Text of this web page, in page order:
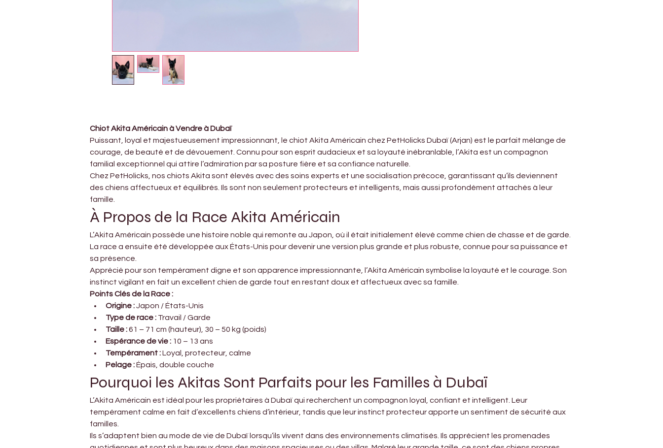
Chiot Akita Américain à Vendre à Dubaï
Puissant, loyal et majestueusement impressionnant, le chiot Akita Américain chez PetHolicks Dubaï (Arjan) est le parfait mélange de
courage, de beauté et de dévouement. Connu pour son esprit audacieux et sa loyauté inébranlable, l’Akita est un compagnon
familial exceptionnel qui attire l’admiration par sa posture fière et sa confiance naturelle.
Chez PetHolicks, nos chiots Akita sont élevés avec des soins experts et une socialisation précoce, garantissant qu’ils deviennent
des chiens affectueux et équilibrés. Ils sont non seulement protecteurs et intelligents, mais aussi profondément attachés à leur
famille.
À Propos de la Race Akita Américain
L’Akita Américain possède une histoire noble qui remonte au Japon, où il était initialement élevé comme chien de chasse et de garde.
La race a ensuite été développée aux États-Unis pour devenir une version plus grande et plus robuste, connue pour sa puissance et
sa présence.
Apprécié pour son tempérament digne et son apparence impressionnante, l’Akita Américain symbolise la loyauté et le courage. Son
instinct vigilant en fait un excellent chien de garde tout en restant doux et affectueux avec sa famille.
Points Clés de la Race :
Origine : Japon / États-Unis
Type de race : Travail / Garde
Taille : 61 – 71 cm (hauteur), 30 – 50 kg (poids)
Espérance de vie : 10 – 13 ans
Tempérament : Loyal, protecteur, calme
Pelage : Épais, double couche
Pourquoi les Akitas Sont Parfaits pour les Familles à Dubaï
L’Akita Américain est idéal pour les propriétaires à Dubaï qui recherchent un compagnon loyal, confiant et intelligent. Leur
tempérament calme en fait d’excellents chiens d’intérieur, tandis que leur instinct protecteur apporte un sentiment de sécurité aux
familles.
Ils s’adaptent bien au mode de vie de Dubaï lorsqu’ils vivent dans des environnements climatisés. Ils apprécient les promenades